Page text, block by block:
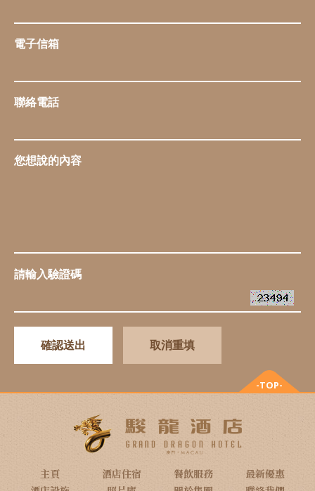
電子信箱
聯絡電話
您想說的內容
請輸入驗證碼
確認送出 取消重填
主頁 酒店住宿 餐飲服務
最新優惠
-TOP-